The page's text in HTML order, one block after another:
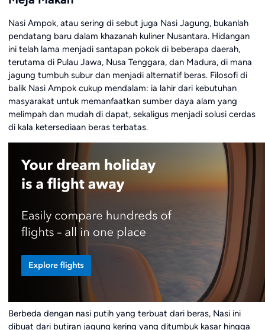
Nasi Ampok, atau sering di sebut juga Nasi Jagung, bukanlah
pendatang baru dalam khazanah kuliner Nusantara. Hidangan
ini telah lama menjadi santapan pokok di beberapa daerah,
terutama di Pulau Jawa, Nusa Tenggara, dan Madura, di mana
jagung tumbuh subur dan menjadi alternatif beras. Filosofi di
balik Nasi Ampok cukup mendalam: ia lahir dari kebutuhan
masyarakat untuk memanfaatkan sumber daya alam yang
melimpah dan mudah di dapat, sekaligus menjadi solusi cerdas
di kala ketersediaan beras terbatas.
Berbeda dengan nasi putih yang terbuat dari beras, Nasi ini
dibuat dari butiran jagung kering yang ditumbuk kasar hingga